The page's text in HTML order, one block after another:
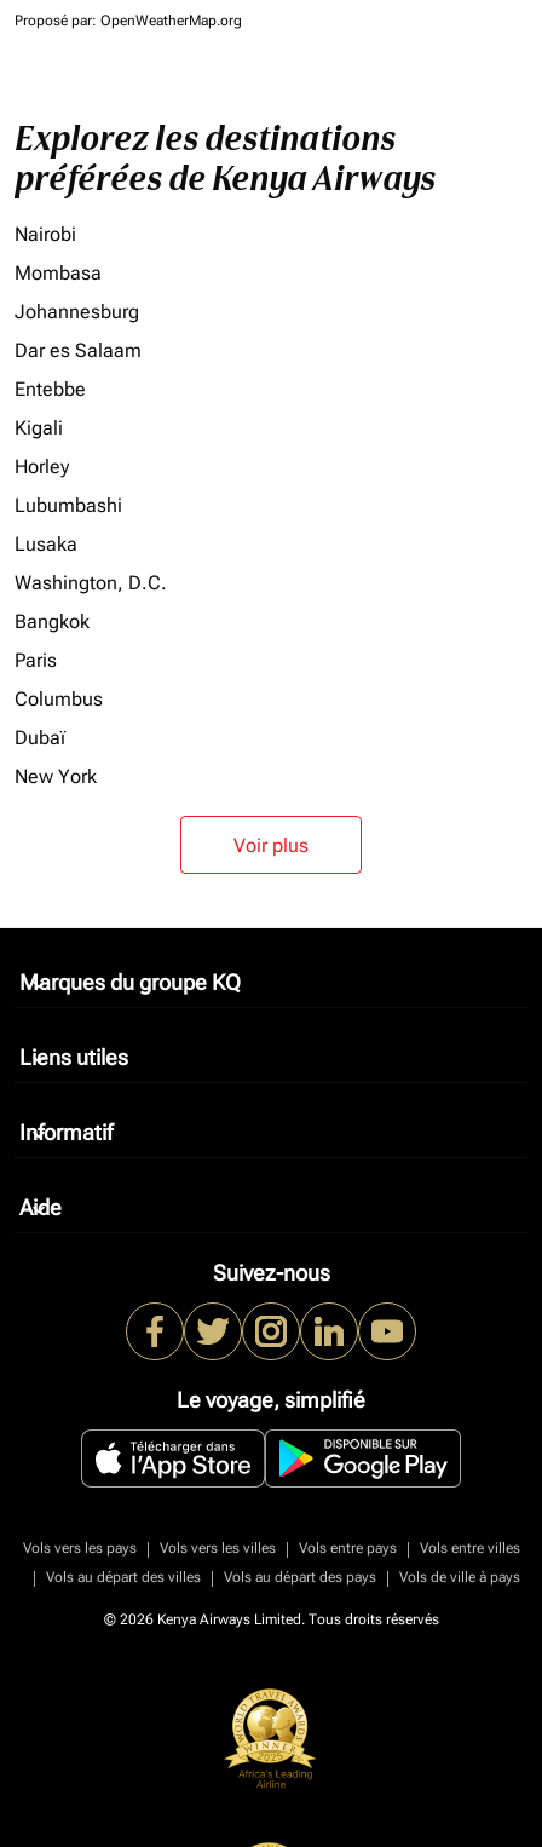
Proposé par: OpenWeatherMap.org
Explorez les destinations
préférées de Kenya Airways
Nairobi
Mombasa
Johannesburg
Dar es Salaam
Entebbe
Kigali
Horley
Lubumbashi
Lusaka
Washington, D.C.
Bangkok
Paris
Columbus
Dubaï
New York
Voir plus
Marques du groupe KQ
keyboard_arrow_down
Liens utiles
keyboard_arrow_down
Informatif
keyboard_arrow_down
Aide
keyboard_arrow_down
Suivez-nous
Le voyage, simplifié
Vols vers les pays | Vols vers les villes | Vols entre pays |
Vols entre villes
|
Vols au départ des villes | Vols au départ des pays | Vols de ville à pays
© 2026 Kenya Airways Limited. Tous droits réservés